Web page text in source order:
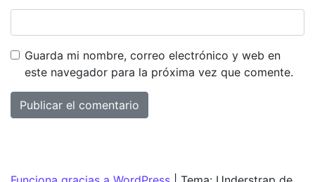
Guarda mi nombre, correo electrónico y web en
este navegador para la próxima vez que comente.